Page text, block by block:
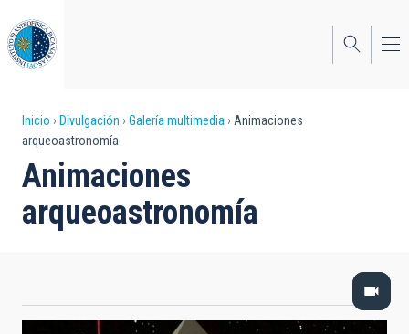
al
contenido
principal
Sobrescribir
enlaces
de
ayuda
navegación
Inicio Divulgación Galería multimedia
Animaciones
arqueoastronomía
Animaciones
arqueoastronomía